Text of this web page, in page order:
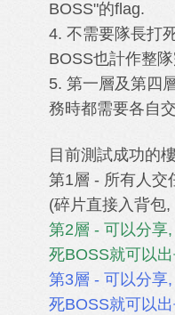
BOSS"的flag.
4. 不需要隊長打
BOSS也計作整
5. 第一層及第四
務時都需要各自
目前測試成功的
第1層 - 所有人交
(碎片直接入背包,
第2層 - 可以分享,
死BOSS就可以
第3層 - 可以分享,
死BOSS就可以